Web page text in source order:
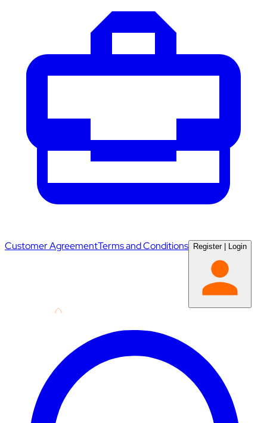
Customer AgreementTerms and Conditions Register| Login